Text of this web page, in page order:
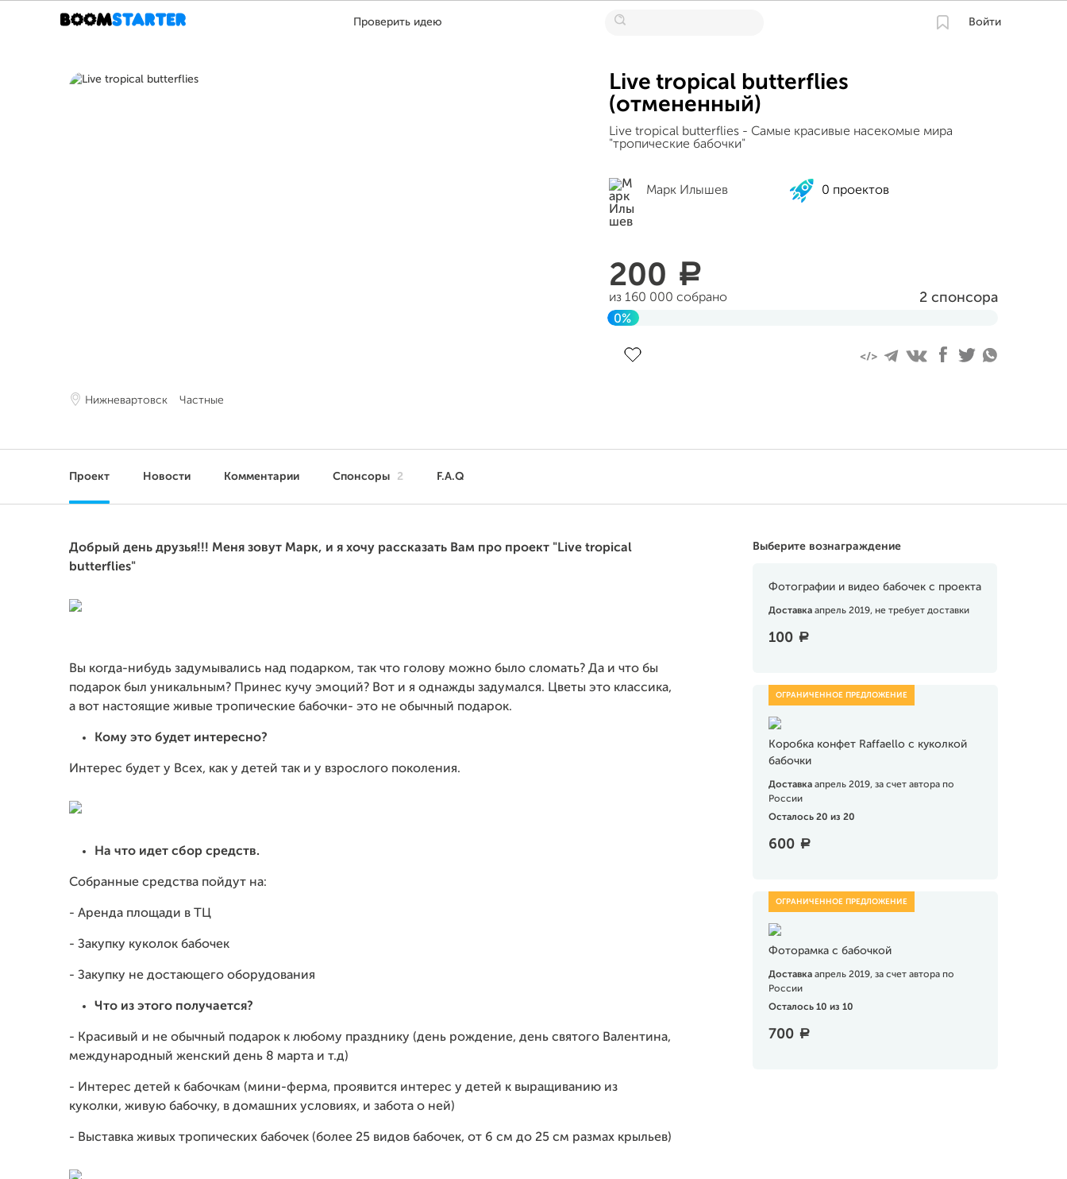
Проверить идею Войти
Нижневартовск Частные
Live tropical butterflies
(отмененный)
Live tropical butterflies - Самые красивые насекомые мира
"тропические бабочки"
Марк Илышев 0 проектов
200 a
из 160 000 собрано 2 спонсора
0%
Проект Новости Комментарии Спонсоры 2 F.A.Q
Выберите вознаграждение
Фотографии и видео бабочек с проекта
Доставкаапрель 2019, не требует доставки
100 a
Коробка конфет Raffaello с куколкой
бабочки
Доставка апрель 2019, за счет автора по
России
Осталось 20 из 20
600 a
Фоторамка с бабочкой
Доставка апрель 2019, за счет автора по
России
Осталось 10 из 10
700 a
Добрый день друзья!!! Меня зовут Марк, и я хочу рассказать Вам про проект "Live tropical
butterflies"
Вы когда-нибудь задумывались над подарком, так что голову можно было сломать? Да и что бы
подарок был уникальным? Принес кучу эмоций? Вот и я однажды задумался. Цветы это классика,
а вот настоящие живые тропические бабочки- это не обычный подарок.
Кому это будет интересно?
Интерес будет у Всех, как у детей так и у взрослого поколения.
На что идет сбор средств.
Собранные средства пойдут на:
- Аренда площади в ТЦ
- Закупку куколок бабочек
- Закупку не достающего оборудования
Что из этого получается?
- Красивый и не обычный подарок к любому празднику (день рождение, день святого Валентина,
международный женский день 8 марта и т.д)
- Интерес детей к бабочкам (мини-ферма, проявится интерес у детей к выращиванию из
куколки, живую бабочку, в домашних условиях, и забота о ней)
- Выставка живых тропических бабочек (более 25 видов бабочек, от 6 см до 25 см размах крыльев)